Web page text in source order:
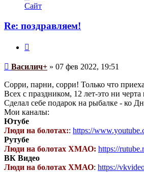
информация
пользователя
Сайт
Re: поздравляем!
Сообщение
Василич+ » 07 фев 2022, 19:51
Сорри, парни, сорри! Только что
Всех с праздником, 12 лет-это ни
Сделал себе подарок на рыбалке - ко
Мои каналы:
Ютубе
Люди на болотах:: https://
Рутубе
Люди на болотах ХМАО: https://
ВК Видео
Люди на болотах ХМАО: https://